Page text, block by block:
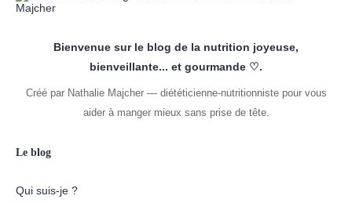
Bienvenue sur le blog de la nutrition joyeuse,
bienveillante... et gourmande ♡.
Créé par Nathalie Majcher — diététicienne-nutritionniste pour vous
aider à manger mieux sans prise de tête.
Le blog
Qui suis-je ?